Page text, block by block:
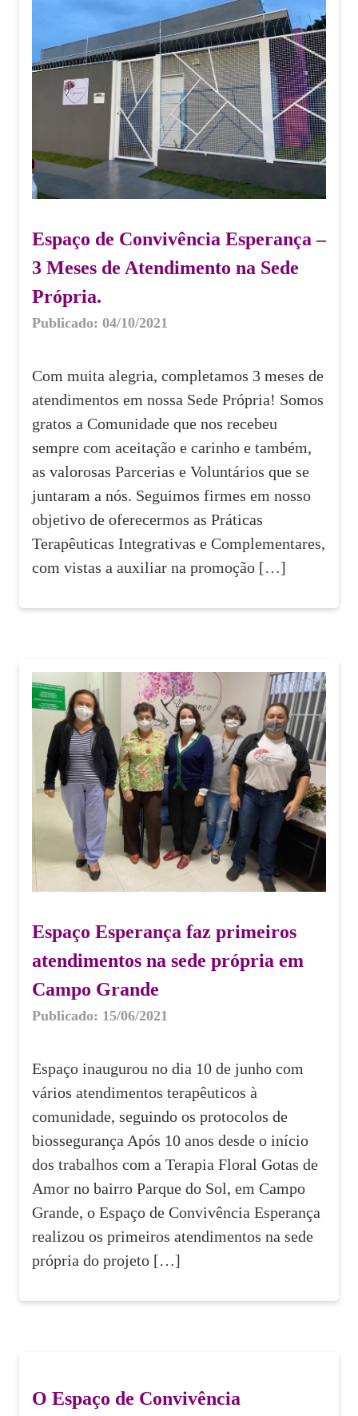
Espaço de Convivência Esperança –
3 Meses de Atendimento na Sede
Própria.
Publicado: 04/10/2021
Com muita alegria, completamos 3 meses de
atendimentos em nossa Sede Própria! Somos
gratos a Comunidade que nos recebeu
sempre com aceitação e carinho e também,
as valorosas Parcerias e Voluntários que se
juntaram a nós. Seguimos firmes em nosso
objetivo de oferecermos as Práticas
Terapêuticas Integrativas e Complementares,
com vistas a auxiliar na promoção […]
Espaço Esperança faz primeiros
atendimentos na sede própria em
Campo Grande
Publicado: 15/06/2021
Espaço inaugurou no dia 10 de junho com
vários atendimentos terapêuticos à
comunidade, seguindo os protocolos de
biossegurança Após 10 anos desde o início
dos trabalhos com a Terapia Floral Gotas de
Amor no bairro Parque do Sol, em Campo
Grande, o Espaço de Convivência Esperança
realizou os primeiros atendimentos na sede
própria do projeto […]
O Espaço de Convivência